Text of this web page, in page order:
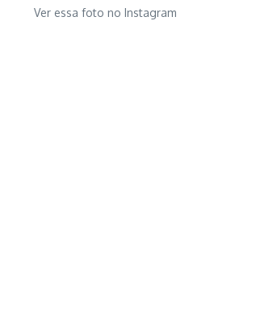
Ver essa foto no Instagram